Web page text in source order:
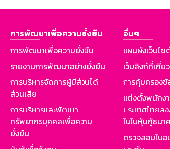
การพัฒนาเพื่อความยั่งยืน
การพัฒนาเพื่อความยั่งยืน
รายงานการพัฒนาอย่างยั่งยืน
การบริหารจัดการผู้มีส่วนได้
ส่วนเสีย
การบริหารและพัฒนา
ทรัพยากรบุคคลเพื่อความ
ยั่งยืน
อื่นๆ
แผนผังเว็บไซ
เว็บลิงก์ที่เกี่ย
การคุ้มครอง
แต่งตั้งพนักง
ประเทศไทยล
ในใบหุ้นกู้ธนา
ตรวจสอบใบ